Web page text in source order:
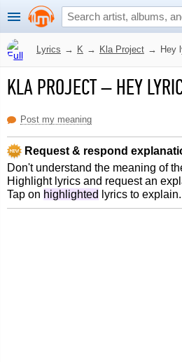
Lyrics → K → Kla Project → Hey
KLA PROJECT–HEY
Post my meaning
Request & respond
Don't understand the meaning of
Highlight lyrics and request an
Tap on highlighted lyrics to explain.